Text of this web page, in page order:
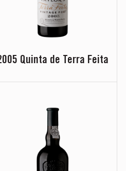
Quinta de Terra Feita